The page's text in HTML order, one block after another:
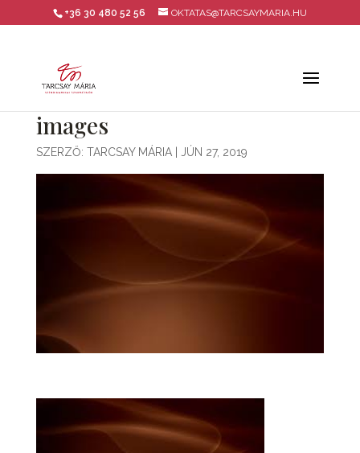
+36 30 480 52 56 OKTATAS@TARCSAYMARIA.HU
images
SZERZŐ: TARCSAY MÁRIA| JÚN 27, 2019